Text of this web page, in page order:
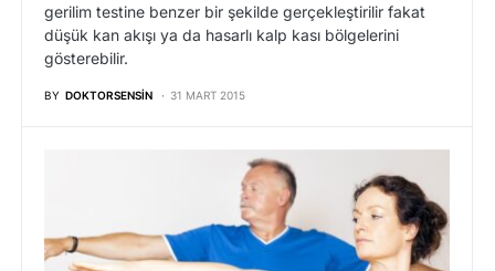
gerilim testine benzer bir şekilde gerçekleştirilir fakat
düşük kan akışı ya da hasarlı kalp kası bölgelerini
gösterebilir.
BY DOKTORSENSIN 31 MART 2015